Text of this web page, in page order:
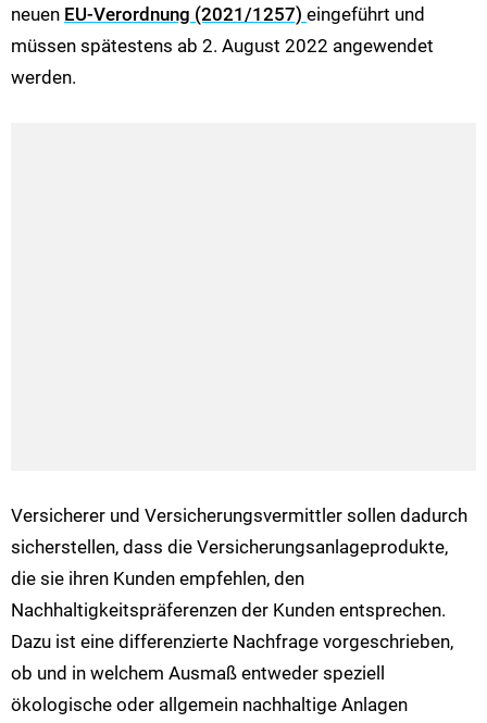
neuen EU-Verordnung (2021/1257) eingeführt und
müssen spätestens ab 2. August 2022 angewendet
werden.
Versicherer und Versicherungsvermittler sollen dadurch
sicherstellen, dass die Versicherungsanlageprodukte,
die sie ihren Kunden empfehlen, den
Nachhaltigkeitspräferenzen der Kunden entsprechen.
Dazu ist eine differenzierte Nachfrage vorgeschrieben,
ob und in welchem Ausmaß entweder speziell
ökologische oder allgemein nachhaltige Anlagen